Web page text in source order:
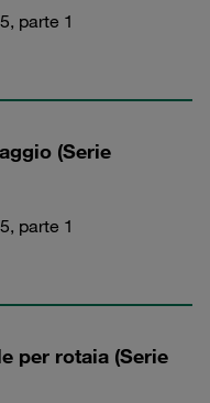
parte 1
(Serie
parte 1
per rotaia (Serie